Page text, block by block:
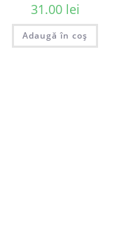
31.00 lei
Adaugă în coș